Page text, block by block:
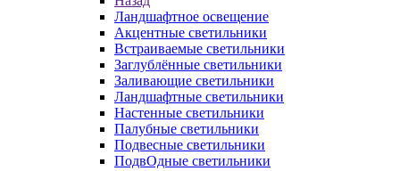
Ландшафтное освещение
Акцентные светильники
Встраиваемые светильники
Заглублённые светильники
Заливающие светильники
Ландшафтные светильники
Настенные светильники
Палубные светильники
Подвесные светильники
ПодвОдные светильники